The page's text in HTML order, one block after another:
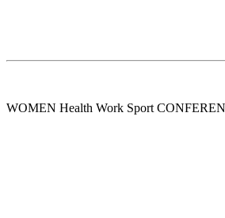
WOMEN Health Work Sport